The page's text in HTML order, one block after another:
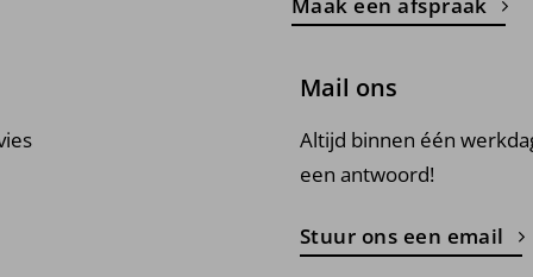
Mail ons
Altijd binnen één
een antwoord!
Stuur ons een email